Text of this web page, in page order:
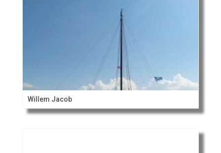
Willem Jacob